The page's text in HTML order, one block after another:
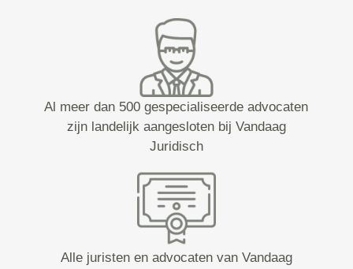
Al meer dan 500 gespecialiseerde advocaten
zijn landelijk aangesloten bij Vandaag
Juridisch
Alle juristen en advocaten van Vandaag